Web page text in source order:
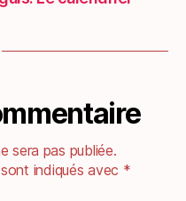
sera pas publiée.
indiqués avec *